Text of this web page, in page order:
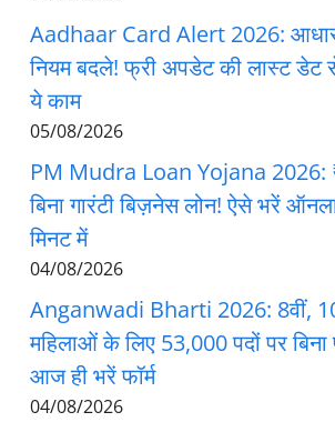
Aadhaar Card Alert 2026:
नियम बदले! फ्री अपडेट की लास्ट
ये काम
05/08/2026
PM Mudra Loan Yojana
बिना गारंटी बिज़नेस लोन! ऐसे भरें
मिनट में
04/08/2026
Anganwadi Bharti 2026: 8वीं,
महिलाओं के लिए 53,000 पदों पर बिना
आज ही भरें फॉर्म
04/08/2026